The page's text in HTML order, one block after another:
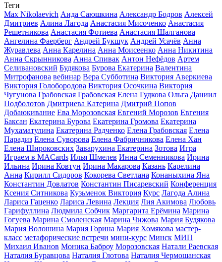
Теги
Max Nikolaevich Аида Саюшкина Александр Бодров Алексей
Дмитриев Алина Лагода Анастасия Мисоченко Анастасия
Решетникова Анастасия Фотиева Анастасия Шалганова
Ангелина Фаерберг Андрей Букшук Андрей Усачёв Анна
Журавлева Анна Карелина Анна Моисеенко Анна Никитина
Анна Скрынникова Анна Спивак Антон Нефёдов Артем
Селивановский Будякова Бурова Екатерина Валентина
Митрофанова вебинар Вера Субботина Виктория Аверкиева
Виктория Голобородова Виктория Осочкина Виктория
Чугунова Грабовская Грабовская Елена Гудкова Ольга Даниил
Подболотов Дмитриева Катерина Дмитрий Попов
Добаюкивание Ева Морозовская Евгений Морозов Евгения
Баксан Екатерина Бурова Екатерина Громова Екатерина
Мухаматулина Екатерина Радченко Елена Грабовская Елена
Парадиз Елена Суворова Елена Фабричникова Елена Хан
Елена Широковских Заварухина Екатерина Зотова Игра
Играем в MACards Илья Шмелев Инна Семенникова Ирина
Ильина Ирина Ковтун Ирина Макарова Казань Карелина
Анна Кирилл Сидоров Кокорева Светлана Конаныхина Яна
Константин Довлатов Константин Писаревский Конференция
Ксения Ситникова Кузьменок Виктория Курс Лагода Алина
Лариса Гаценко Лариса Левина Лекция Лия Акимова Любовь
Гарифуллина Людмила Собчик Маргарита Ерёмина Марина
Гогуева Марина Смоленская Марина Чижова Мария Будякова
Мария Волошина Мария Горина Мария Хомякова мастер-
класс метафорические встречи мини-курс Минск МИП
Михаил Иванов Моника Баброу Морозовская Натали Раевская
Наталия Буравцова Наталия Глотова Наталия Чермошанская